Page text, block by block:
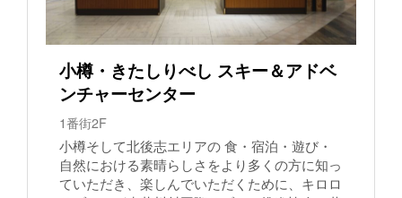
小樽・きたしりべし スキー＆アドベ
ンチャーセンター
1番街2F
小樽そして北後志エリアの 食・宿泊・遊び・
自然における素晴らしさをより多くの方に知っ
ていただき、楽しんでいただくために、キロロ